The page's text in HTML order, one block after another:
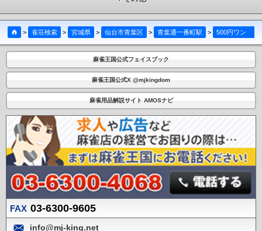
> 雀荘検索 > 宮城県 > 仙台市青葉区 > 青葉通一番町駅 > 500円ワンコインセット麻雀わんわん
麻雀王国公式フェイスブック
麻雀王国公式X @mjkingdom
麻雀用品解説サイト AMOSナビ
FAX 03-6300-9605
info@mj-king.net